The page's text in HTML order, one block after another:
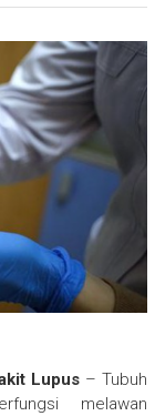
Lupus– Tubuh
melawan